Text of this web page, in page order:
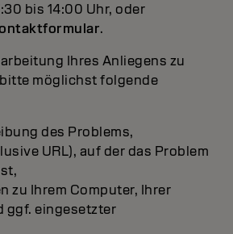
bis 14:00 Uhr, oder
.
Ihres Anliegens zu
möglichst folgende
des Problems,
URL), auf der das Problem
zu Ihrem Computer, Ihrer
ggf. eingesetzter